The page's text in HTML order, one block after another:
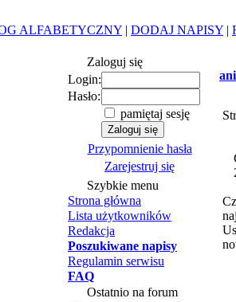
ALFABETYCZNY | DODAJ NAPISY |
Zaloguj się
Login:
Hasło:
pamiętaj sesję
Przypomnienie hasła
Zarejestruj się
Szybkie menu
Strona główna
Lista użytkowników
Redakcja
Poszukiwane napisy
Regulamin serwisu
FAQ
Ostatnio na forum